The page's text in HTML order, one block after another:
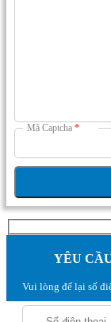
Mã Captcha *
YÊU
Vui lòng để lại số